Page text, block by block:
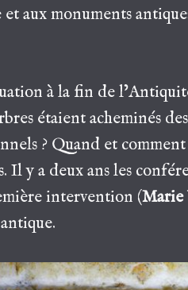
aux monuments
à la fin de
étaient acheminés
? Quand et
Il y a deux ans les
intervention (Marie